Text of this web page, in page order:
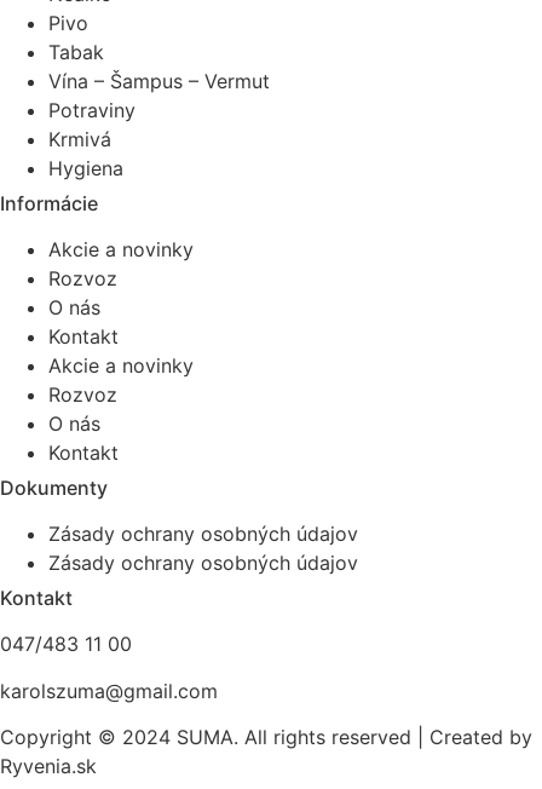
Pivo
Tabak
Vína – Šampus – Vermut
Potraviny
Krmivá
Hygiena
Informácie
Akcie a novinky
Rozvoz
O nás
Kontakt
Akcie a novinky
Rozvoz
O nás
Kontakt
Dokumenty
Zásady ochrany osobných údajov
Zásady ochrany osobných údajov
Kontakt
047/483 11 00
karolszuma@gmail.com
Copyright © 2024 SUMA. All rights reserved | Created by
Ryvenia.sk